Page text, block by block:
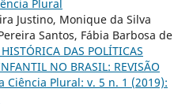
Plural
Justino, Monique da Silva
Santos, Fábia Barbosa de
DAS POLÍTICAS
NO BRASIL: REVISÃO
Ciência Plural: v. 5 n. 1 (2019):